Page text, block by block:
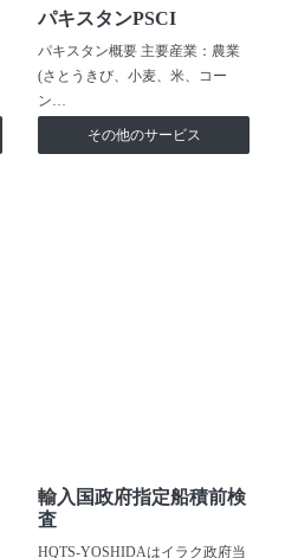
パキスタンPSCI
パキスタン概要 主要産業：農業
(さとうきび、小麦、米、コー
ン…
その他のサービス
輸入国政府指定船積前検
査
HQTS-YOSHIDAはイラク政府当